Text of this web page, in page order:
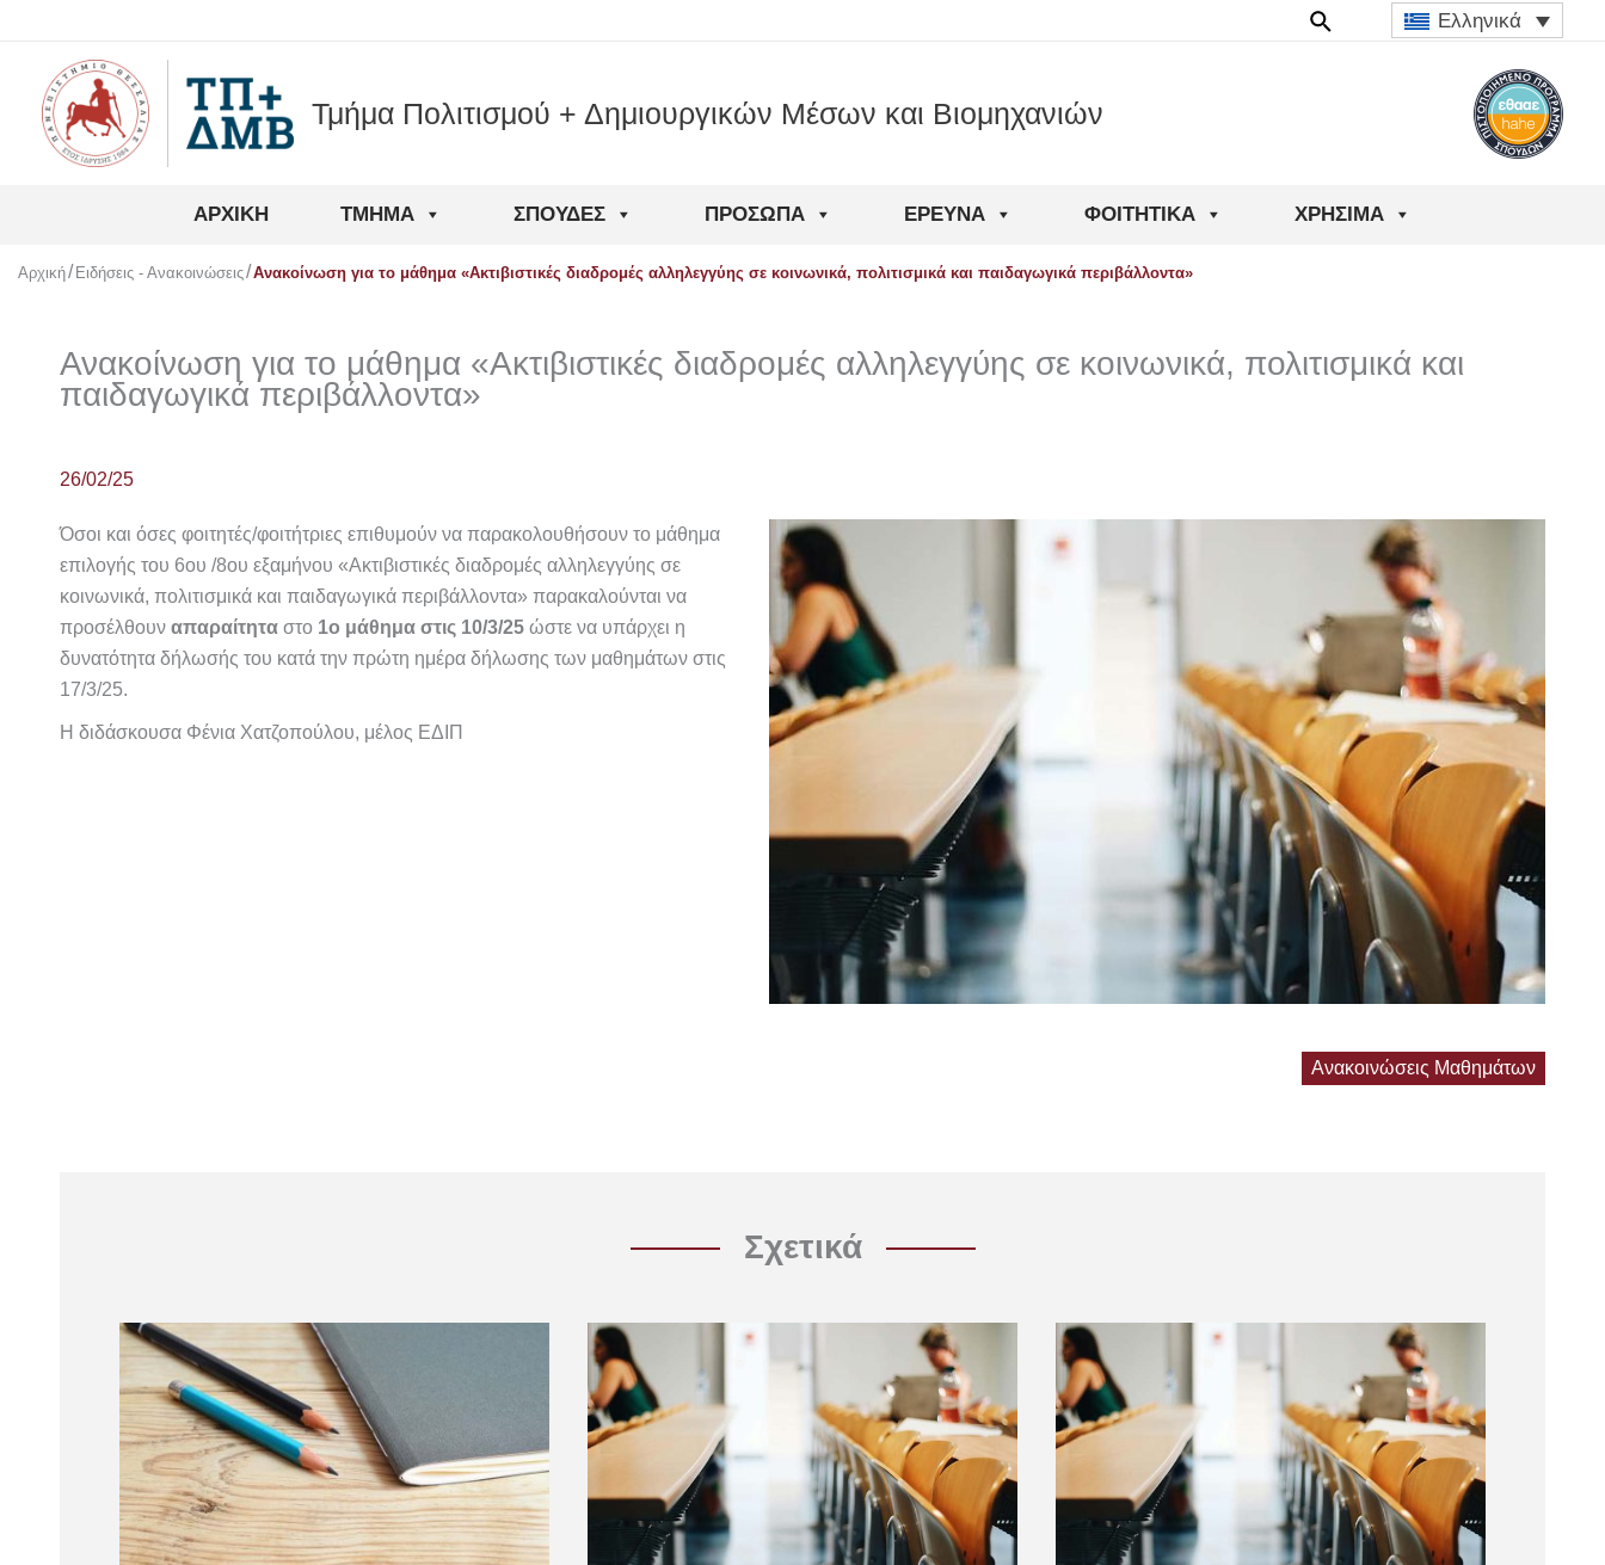
περιεχόμενο
Ελληνικά
Τμήμα Πολιτισμού + Δημιουργικών Μέσων και Βιομηχανιών
ΑΡΧΙΚΉ ΤΜΉΜΑ ΣΠΟΥΔΈΣ ΠΡΌΣΩΠΑ ΈΡΕΥΝΑ ΦΟΙΤΗΤΙΚΆ ΧΡΉΣΙΜΑ
Αρχική Ειδήσεις - Ανακοινώσεις Ανακοίνωση για το μάθημα «Ακτιβιστικές διαδρομές αλληλεγγύης σε κοινωνικά, πολιτισμικά και παιδαγωγικά περιβάλλοντα»
Ανακοίνωση για το μάθημα «Ακτιβιστικές διαδρομές αλληλεγγύης σε κοινωνικά, πολιτισμικά και
παιδαγωγικά περιβάλλοντα»
26/02/25
Όσοι και όσες φοιτητές/φοιτήτριες επιθυμούν να παρακολουθήσουν το μάθημα
επιλογής του 6ου /8ου εξαμήνου «Ακτιβιστικές διαδρομές αλληλεγγύης σε
κοινωνικά, πολιτισμικά και παιδαγωγικά περιβάλλοντα» παρακαλούνται να
προσέλθουν απαραίτητα στο 1ο μάθημα στις 10/3/25 ώστε να υπάρχει η
δυνατότητα δήλωσής του κατά την πρώτη ημέρα δήλωσης των μαθημάτων στις
17/3/25.
Η διδάσκουσα Φένια Χατζοπούλου, μέλος ΕΔΙΠ
Ανακοινώσεις Μαθημάτων
Σχετικά